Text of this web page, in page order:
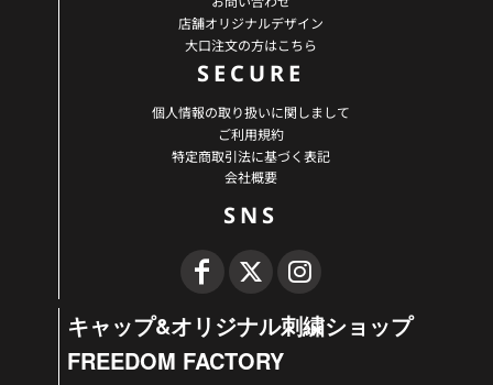
店舗オリジナルデザイン
大口注文の方はこちら
SECURE
個人情報の取り扱いに関しまして
ご利用規約
特定商取引法に基づく表記
会社概要
SNS
キャップ&オリジナル刺繍ショップ
FREEDOM FACTORY